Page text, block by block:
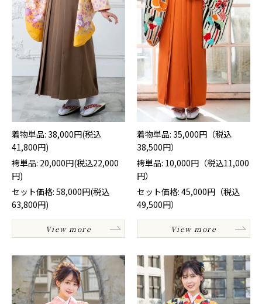
着物単品: 38,000円(税込
41,800円)
袴単品: 20,000円(税込22,000
円)
セット価格: 58,000円(税込
63,800円)
View more
着物単品: 35,000円（税込
38,500円）
袴単品: 10,000円（税込11,000
円）
セット価格: 45,000円（税込
49,500円）
View more